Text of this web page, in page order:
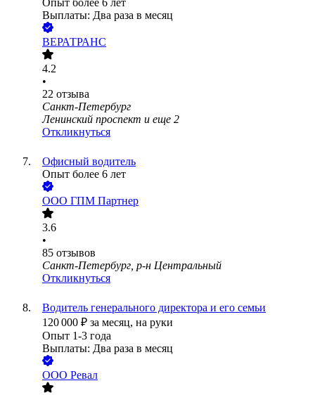
Опыт более 6 лет
Выплаты: Два раза в месяц
ВЕРАТРАНС
4.2
•
22 отзыва
Санкт-Петербург
Ленинский проспект и еще 2
Откликнуться
Офисный водитель
Опыт более 6 лет
ООО ГПМ Партнер
3.6
•
85 отзывов
Санкт-Петербург, р-н Центральный
Откликнуться
Водитель генерального директора и его семьи
120 000 ₽ за месяц, на руки
Опыт 1-3 года
Выплаты: Два раза в месяц
ООО Ревал